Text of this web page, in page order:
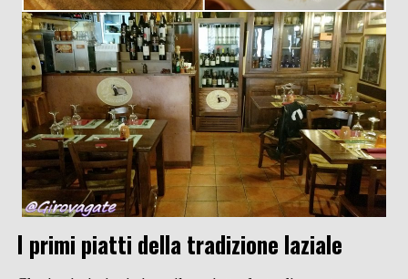
I primi piatti della tradizione laziale